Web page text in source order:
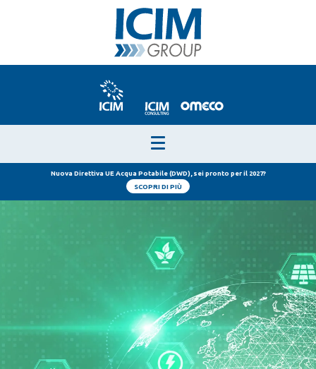
Nuova Direttiva UE Acqua Potabile (DWD), sei pronto per il 2027?
SCOPRI DI PIÙ